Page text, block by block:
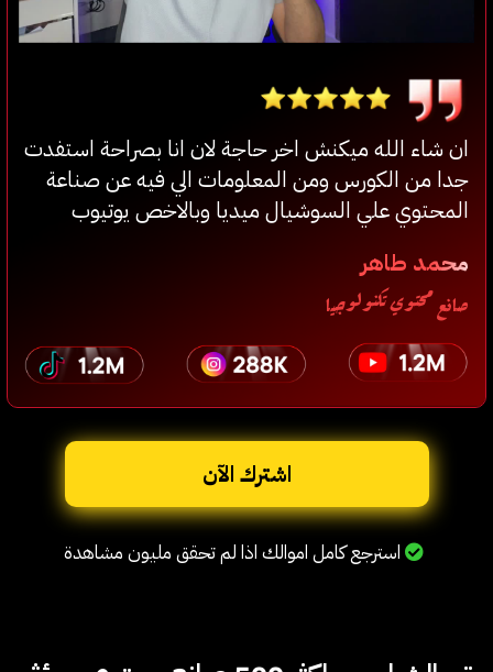
ان شاء الله ميكنش اخر حاجة لان انا بصراحة استفدت
جدا من الكورس ومن المعلومات الي فيه عن صناعة
المحتوي علي السوشيال ميديا وبالاخص يوتيوب
محمد طاهر
صانع محتوي تكنولوجيا
اشترك الآن
استرجع كامل اموالك اذا لم تحقق مليون مشاهدة